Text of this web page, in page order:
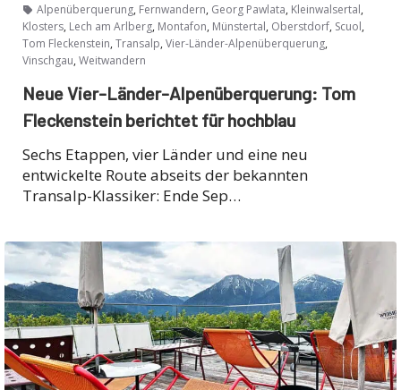
Alpenüberquerung, Fernwandern, Georg Pawlata, Kleinwalsertal,
Klosters, Lech am Arlberg, Montafon, Münstertal, Oberstdorf, Scuol,
Tom Fleckenstein, Transalp, Vier-Länder-Alpenüberquerung,
Vinschgau, Weitwandern
Neue Vier-Länder-Alpenüberquerung: Tom
Fleckenstein berichtet für hochblau
Sechs Etappen, vier Länder und eine neu
entwickelte Route abseits der bekannten
Transalp-Klassiker: Ende Sep…